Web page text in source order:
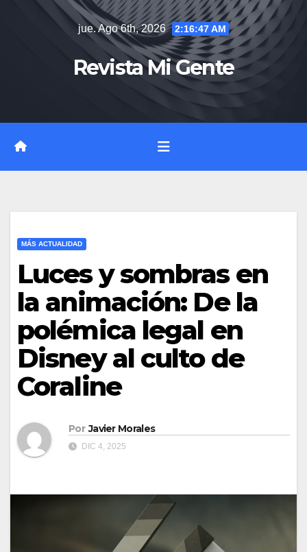
jue. Ago 6th, 2026 2:16:48 AM
Revista Mi Gente
MÁS ACTUALIDAD
Luces y sombras en
la animación: De la
polémica legal en
Disney al culto de
Coraline
Por Javier Morales
DIC 4, 2025